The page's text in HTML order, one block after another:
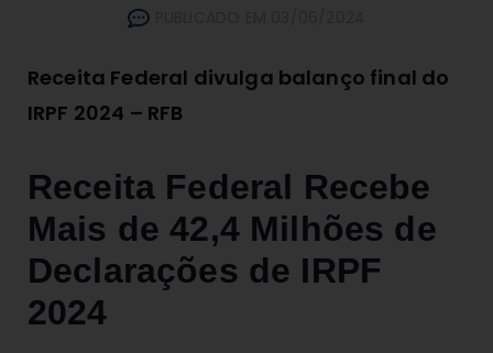
Receita Federal divulga balanço final do
IRPF 2024 – RFB
Receita Federal Recebe
Mais de 42,4 Milhões de
Declarações de IRPF
2024